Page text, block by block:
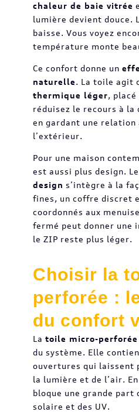
chaleur de baie vitrée
lumière devient douce.
baisse. Vous voyez
température monte
Ce confort donne un
naturelle. La toile agit
thermique léger, placé
réduisez le recours à
en gardant une relation
l’extérieur.
Pour une maison
est aussi plus design. Le
design s’intègre à la
fines, un coffre discret
coordonnés aux
fermé peut donner une
le ZIP reste plus léger.
Choisir la
perforée :
du confort
La toile micro-perforée
du système. Elle
ouvertures qui laissent
la lumière et de l’air.
bloque une grande part
solaire et des UV.